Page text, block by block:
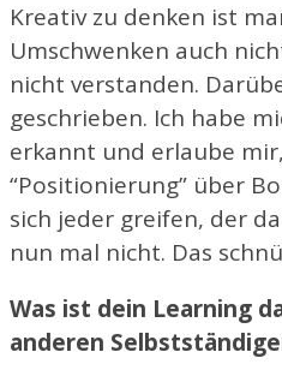
Kreativ zu denken ist
Umschwenken auch
nicht verstanden.
geschrieben. Ich habe
erkannt und erlaube
“Positionierung” über
sich jeder greifen, der
nun mal nicht. Das
Was ist dein Learning
anderen